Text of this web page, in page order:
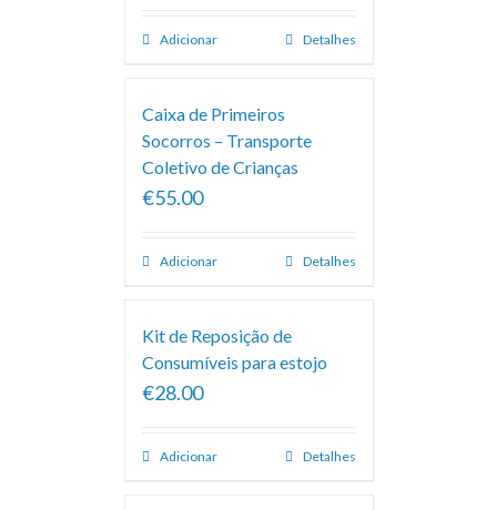
Adicionar Detalhes
Caixa de Primeiros
Socorros – Transporte
Coletivo de Crianças
€55.00
Adicionar Detalhes
Kit de Reposição de
Consumíveis para estojo
€28.00
Adicionar Detalhes